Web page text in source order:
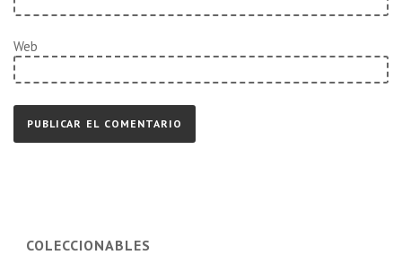
Web
COLECCIONABLES